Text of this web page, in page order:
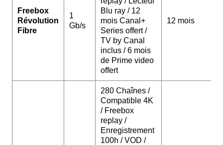
Freebox
Révolution
Fibre
1
Gb/s
Blu ray / 12
mois Canal+
Series offert /
TV by Canal
inclus / 6 mois
de Prime video
offert
12 mois
280 Chaînes /
Compatible 4K
/ Freebox
replay /
Enregistrement
100h / VOD /